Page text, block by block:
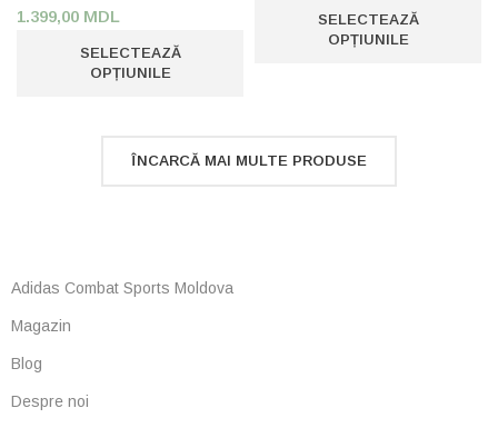
1.399,00 MDL
SELECTEAZĂ
OPȚIUNILE
SELECTEAZĂ
OPȚIUNILE
ÎNCARCĂ MAI MULTE PRODUSE
Adidas Combat Sports Moldova
Magazin
Blog
Despre noi